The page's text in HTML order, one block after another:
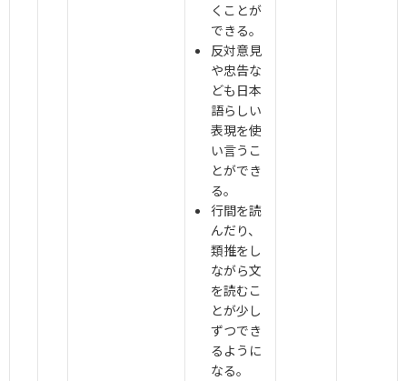
くことが
できる。
反対意見
や忠告な
ども日本
語らしい
表現を使
い言うこ
とができ
る。
行間を読
んだり、
類推をし
ながら文
を読むこ
とが少し
ずつでき
るように
なる。